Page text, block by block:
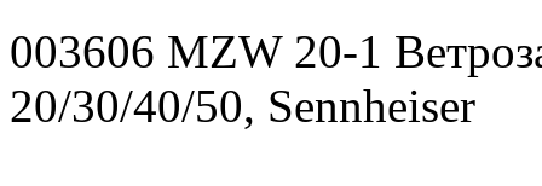
003606 MZW 20-1
20/30/40/50, Sennheiser